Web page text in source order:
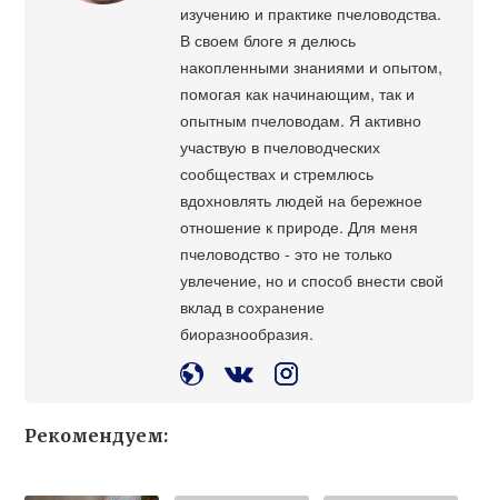
изучению и практике пчеловодства.
В своем блоге я делюсь
накопленными знаниями и опытом,
помогая как начинающим, так и
опытным пчеловодам. Я активно
участвую в пчеловодческих
сообществах и стремлюсь
вдохновлять людей на бережное
отношение к природе. Для меня
пчеловодство - это не только
увлечение, но и способ внести свой
вклад в сохранение
биоразнообразия.
Рекомендуем: